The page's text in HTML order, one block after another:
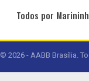
Todos por
© 2026 - AABB Brasília.